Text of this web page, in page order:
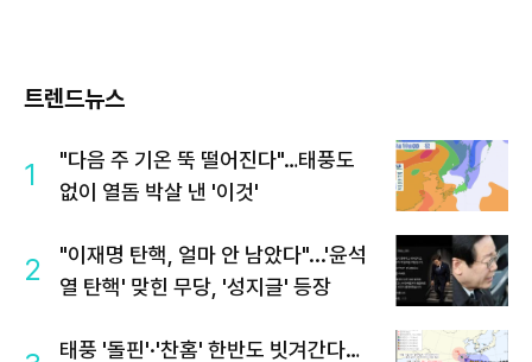
트렌드뉴스
1
"다음 주 기온 뚝 떨어진다"…태풍도
없이 열돔 박살 낸 '이것'
2
"이재명 탄핵, 얼마 안 남았다"...'윤석
열 탄핵' 맞힌 무당, '성지글' 등장
태풍 '돌핀'·'찬홈' 한반도 빗겨간다…